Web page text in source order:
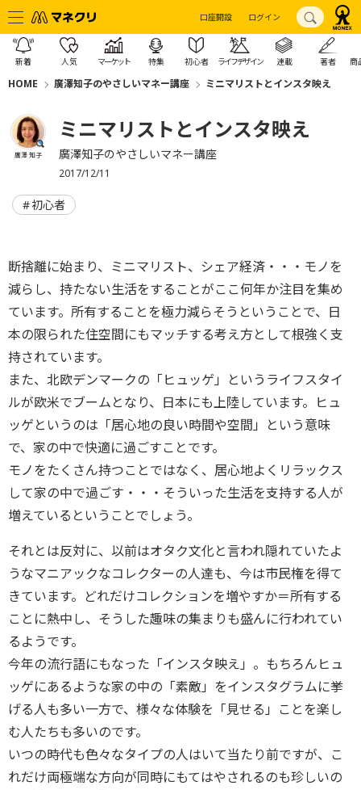
口座開設 ログイン
新着 人気 マーケット 特集 初心者 ライフデザイン 連載 著者 商
HOME 廣澤知子のやさしいマネー講座 ミニマリストとインスタ映え
廣澤 知子
ミニマリストとインスタ映え
廣澤知子のやさしいマネー講座
2017/12/11
初心者
断捨離に始まり、ミニマリスト、シェア経済・・・モノを
減らし、持たない生活をすることがここ何年か注目を集め
ています。所有することを極力減らそうということで、日
本の限られた住空間にもマッチする考え方として根強く支
持されています。
また、北欧デンマークの「ヒュッゲ」というライフスタイ
ルが欧米でブームとなり、日本にも上陸しています。ヒュ
ッゲというのは「居心地の良い時間や空間」という意味
で、家の中で快適に過ごすことです。
モノをたくさん持つことではなく、居心地よくリラックス
して家の中で過ごす・・・そういった生活を支持する人が
増えているということでしょう。
それとは反対に、以前はオタク文化と言われ隠れていたよ
うなマニアックなコレクターの人達も、今は市民権を得て
きています。どれだけコレクションを増やすか＝所有する
ことに熱中し、そうした趣味の集まりも盛んに行われてい
るようです。
今年の流行語にもなった「インスタ映え」。もちろんヒュ
ッゲにあるような家の中の「素敵」をインスタグラムに挙
げる人も多い一方で、様々な体験を「見せる」ことを楽し
む人たちも多いのです。
いつの時代も色々なタイプの人はいて当たり前ですが、こ
れだけ両極端な方向が同時にもてはやされるのも珍しいの